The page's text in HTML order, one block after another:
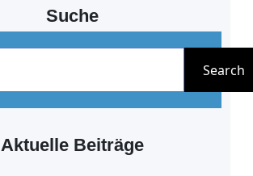
Suche
Search
Aktuelle Beiträge